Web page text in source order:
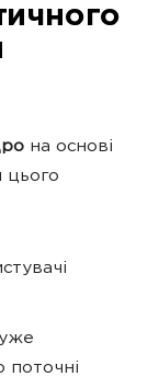
на основі
цього
поточні